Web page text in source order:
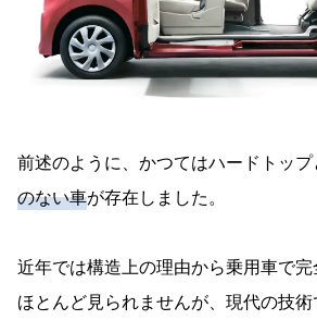
前述のように、かつてはハードトップ
のない車が存在しました。
近年では構造上の理由から乗用車で
ほとんど見られませんが、現代の技術